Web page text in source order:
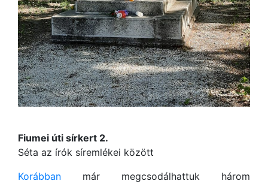
Fiumei úti sírkert 2.
Séta az írók síremlékei között
Korábban már megcsodálhattuk három